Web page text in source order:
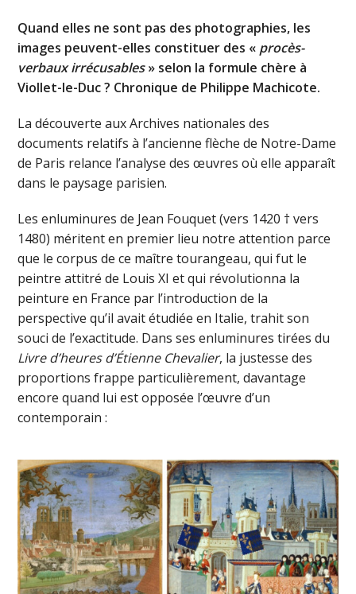
Quand elles ne sont pas des photographies, les
images peuvent-elles constituer des « procès-
verbaux irrécusables» selon la formule chère à
Viollet-le-Duc ? Chronique de Philippe Machicote.
La découverte aux Archives nationales des
documents relatifs à l’ancienne flèche de Notre-Dame
de Paris relance l’analyse des œuvres où elle apparaît
dans le paysage parisien.
Les enluminures de Jean Fouquet (vers 1420 † vers
1480) méritent en premier lieu notre attention parce
que le corpus de ce maître tourangeau, qui fut le
peintre attitré de Louis XI et qui révolutionna la
peinture en France par l’introduction de la
perspective qu’il avait étudiée en Italie, trahit son
souci de l’exactitude. Dans ses enluminures tirées du
Livre d’heures d’Étienne Chevalier, la justesse des
proportions frappe particulièrement, davantage
encore quand lui est opposée l’œuvre d’un
contemporain :